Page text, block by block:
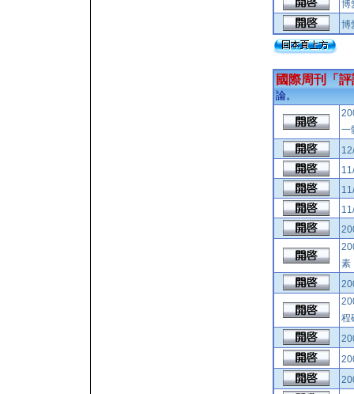
博
博
國際周刊「
論。